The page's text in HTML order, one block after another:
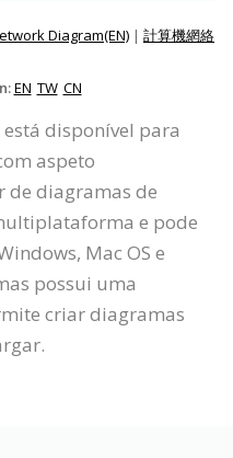
Diagram(EN) | 計算機網絡
EN TW CN
disponível para
aspeto
de diagramas de
e pode
Mac OS e
possui uma
criar diagramas